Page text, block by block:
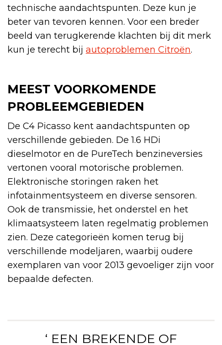
technische aandachtspunten. Deze kun je
beter van tevoren kennen. Voor een breder
beeld van terugkerende klachten bij dit merk
kun je terecht bij autoproblemen Citroën.
MEEST VOORKOMENDE
PROBLEEMGEBIEDEN
De C4 Picasso kent aandachtspunten op
verschillende gebieden. De 1.6 HDi
dieselmotor en de PureTech benzineversies
vertonen vooral motorische problemen.
Elektronische storingen raken het
infotainmentsysteem en diverse sensoren.
Ook de transmissie, het onderstel en het
klimaatsysteem laten regelmatig problemen
zien. Deze categorieën komen terug bij
verschillende modeljaren, waarbij oudere
exemplaren van voor 2013 gevoeliger zijn voor
bepaalde defecten.
‘ EEN BREKENDE OF